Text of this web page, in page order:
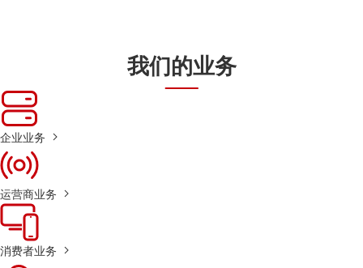
我们的业务
企业业务
运营商业务
消费者业务